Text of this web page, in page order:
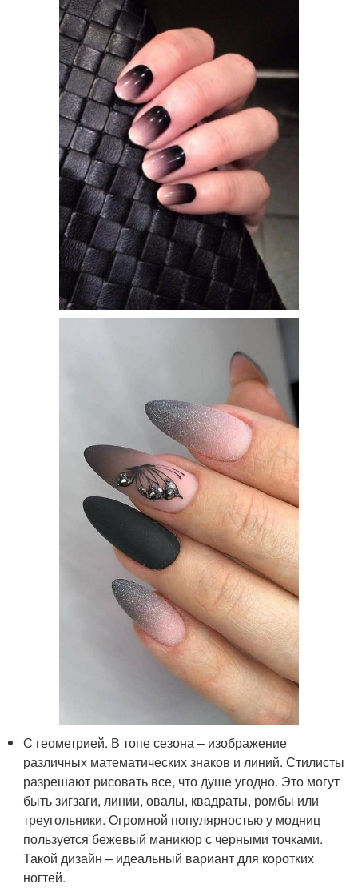
С геометрией. В топе сезона – изображение
различных математических знаков и линий. Стилисты
разрешают рисовать все, что душе угодно. Это могут
быть зигзаги, линии, овалы, квадраты, ромбы или
треугольники. Огромной популярностью у модниц
пользуется бежевый маникюр с черными точками.
Такой дизайн – идеальный вариант для коротких
ногтей.